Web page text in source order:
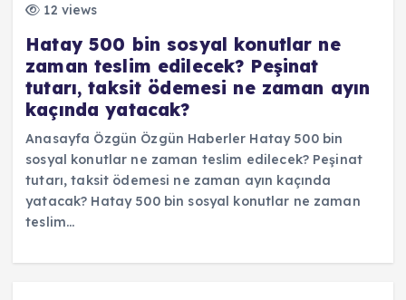
12 views
Hatay 500 bin sosyal konutlar ne
zaman teslim edilecek? Peşinat
tutarı, taksit ödemesi ne zaman ayın
kaçında yatacak?
Anasayfa Özgün Özgün Haberler Hatay 500 bin
sosyal konutlar ne zaman teslim edilecek? Peşinat
tutarı, taksit ödemesi ne zaman ayın kaçında
yatacak? Hatay 500 bin sosyal konutlar ne zaman
teslim…